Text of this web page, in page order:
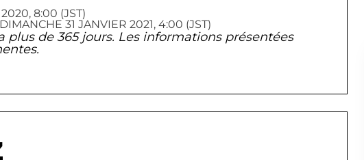
8:00 (JST)
31 JANVIER 2021, 4:00 (JST)
plus de 365 jours. Les informations présentées